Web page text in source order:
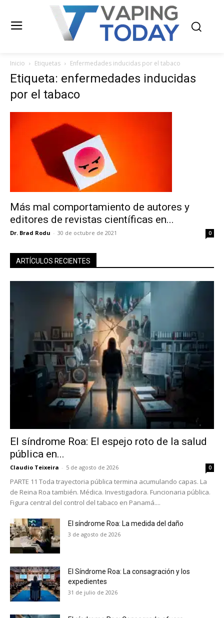
Inicio Etiquetas Enfermedades inducidas por el tabaco
Etiqueta: enfermedades inducidas
por el tabaco
Más mal comportamiento de autores y
editores de revistas científicas en...
Dr. Brad Rodu - 30 de octubre de 2021 0
ARTÍCULOS RECIENTES
El síndrome Roa: El espejo roto de la salud
pública en...
Claudio Teixeira - 5 de agosto de 2026 0
PARTE 11 Toda trayectoria pública termina acumulando capas. La
de Reina Roa también. Médica. Investigadora. Funcionaria pública.
Figura central del control del tabaco en Panamá....
El síndrome Roa: La medida del daño
3 de agosto de 2026
El Síndrome Roa: La consagración y los
expedientes
31 de julio de 2026